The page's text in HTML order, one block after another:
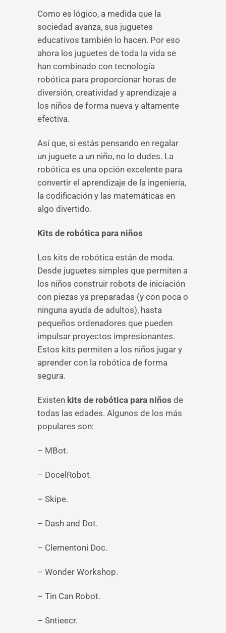
Como es lógico, a medida que la
sociedad avanza, sus juguetes
educativos también lo hacen. Por eso
ahora los juguetes de toda la vida se
han combinado con tecnología
robótica para proporcionar horas de
diversión, creatividad y aprendizaje a
los niños de forma nueva y altamente
efectiva.
Así que, si estás pensando en regalar
un juguete a un niño, no lo dudes. La
robótica es una opción excelente para
convertir el aprendizaje de la ingeniería,
la codificación y las matemáticas en
algo divertido.
Kits de robótica para niños
Los kits de robótica están de moda.
Desde juguetes simples que permiten a
los niños construir robots de iniciación
con piezas ya preparadas (y con poca o
ninguna ayuda de adultos), hasta
pequeños ordenadores que pueden
impulsar proyectos impresionantes.
Estos kits permiten a los niños jugar y
aprender con la robótica de forma
segura.
Existen kits de robótica para niños de
todas las edades. Algunos de los más
populares son:
– MBot.
– DocelRobot.
– Skipe.
– Dash and Dot.
– Clementoni Doc.
– Wonder Workshop.
– Tin Can Robot.
– Sntieecr.